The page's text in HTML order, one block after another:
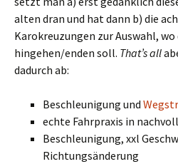
alten dran und hat dann b) die
Karokreuzungen zur Auswahl,
hingehen/enden soll. That’s all
dadurch ab:
Beschleunigung und
echte Fahrpraxis in
Beschleunigung, xxl
Richtungsänderung